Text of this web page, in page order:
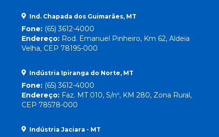
Ind. Chapada dos Guimarães, MT
Fone: (65) 3612-4000
Endereço: Rod. Emanuel Pinheiro, Km 62, Aldeia
Velha, CEP 78195-000
Indústria Ipiranga do Norte, MT
Fone: (65) 3612-4000
Endereço: Faz. MT 010, S/nº, KM 280, Zona Rural,
CEP 78578-000
Indústria Jaciara - MT